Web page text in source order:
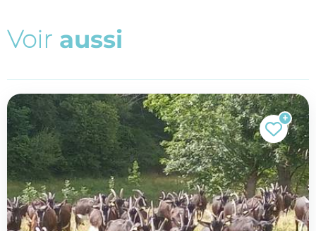
Voir aussi